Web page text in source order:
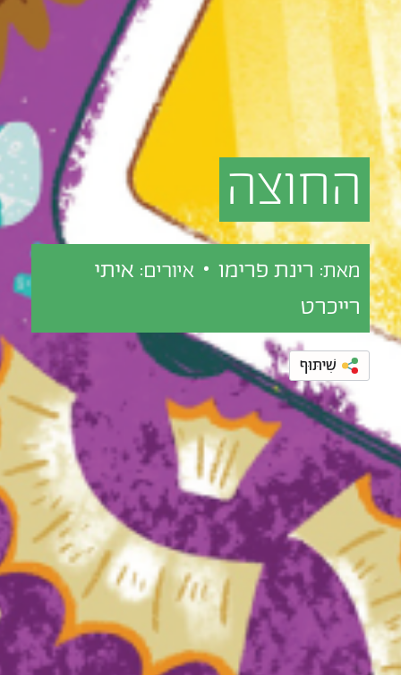
החוצה
מאת: רינת פרימו • איורים: איתי
רייכרט
שִׁיתּוּף